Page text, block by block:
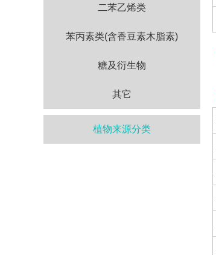
二苯乙烯类
苯丙素类(含香豆素木脂素)
糖及衍生物
其它
植物来源分类